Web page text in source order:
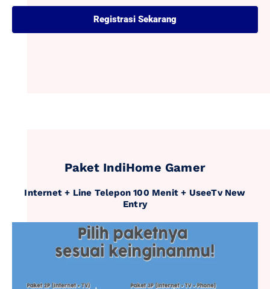
Registrasi Sekarang
Paket IndiHome Gamer
Internet + Line Telepon 100 Menit + UseeTv New
Entry